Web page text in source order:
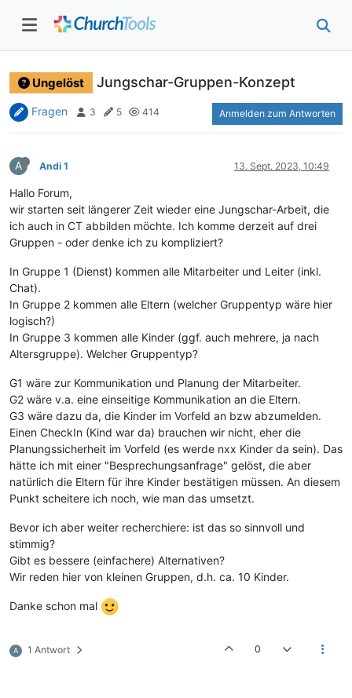
Ungelöst Jungschar-Gruppen-Konzept
Fragen 3 5 414 Anmelden zum Antworten
A Andi 1 13. Sept. 2023, 10:49
Hallo Forum,
wir starten seit längerer Zeit wieder eine Jungschar-Arbeit, die
ich auch in CT abbilden möchte. Ich komme derzeit auf drei
Gruppen - oder denke ich zu kompliziert?
In Gruppe 1 (Dienst) kommen alle Mitarbeiter und Leiter (inkl.
Chat).
In Gruppe 2 kommen alle Eltern (welcher Gruppentyp wäre hier
logisch?)
In Gruppe 3 kommen alle Kinder (ggf. auch mehrere, ja nach
Altersgruppe). Welcher Gruppentyp?
G1 wäre zur Kommunikation und Planung der Mitarbeiter.
G2 wäre v.a. eine einseitige Kommunikation an die Eltern.
G3 wäre dazu da, die Kinder im Vorfeld an bzw abzumelden.
Einen CheckIn (Kind war da) brauchen wir nicht, eher die
Planungssicherheit im Vorfeld (es werde nxx Kinder da sein). Das
hätte ich mit einer "Besprechungsanfrage" gelöst, die aber
natürlich die Eltern für ihre Kinder bestätigen müssen. An diesem
Punkt scheitere ich noch, wie man das umsetzt.
Bevor ich aber weiter recherchiere: ist das so sinnvoll und
stimmig?
Gibt es bessere (einfachere) Alternativen?
Wir reden hier von kleinen Gruppen, d.h. ca. 10 Kinder.
Danke schon mal
A 1 Antwort 0